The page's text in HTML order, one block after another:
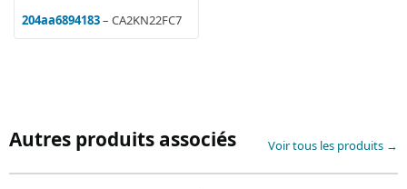
204aa6894183– CA2KN22FC7
Autres produits associés Voir tous les produits →